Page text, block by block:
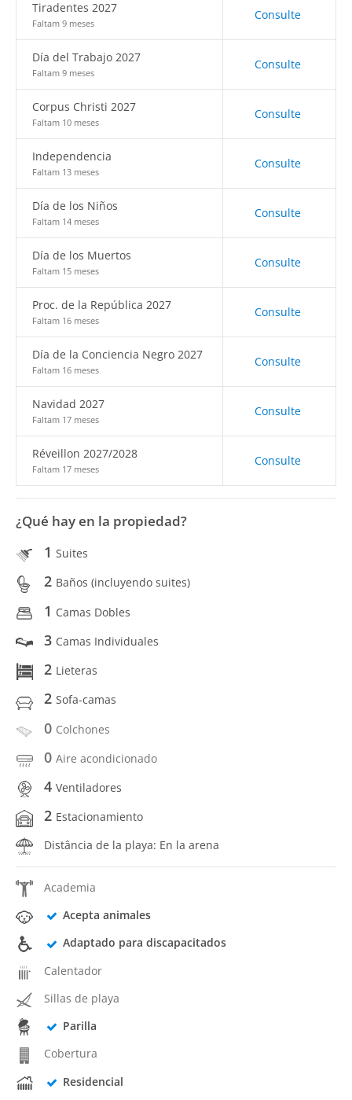
Tiradentes 2027
Faltam 9 meses
Consulte
Día del Trabajo 2027
Faltam 9 meses
Consulte
Corpus Christi 2027
Faltam 10 meses
Consulte
Independencia
Faltam 13 meses
Consulte
Día de los Niños
Faltam 14 meses
Consulte
Día de los Muertos
Faltam 15 meses
Consulte
Proc. de la República 2027
Faltam 16 meses
Consulte
Día de la Conciencia Negro 2027
Faltam 16 meses
Consulte
Navidad 2027
Faltam 17 meses
Consulte
Réveillon 2027/2028
Faltam 17 meses
Consulte
¿Qué hay en la propiedad?
1 Suites
2 Baños (incluyendo suites)
1 Camas Dobles
3 Camas Individuales
2 Lieteras
2 Sofa-camas
0 Colchones
0 Aire acondicionado
4 Ventiladores
2 Estacionamiento
Distância de la playa: En la arena
Academia
Acepta animales
Adaptado para discapacitados
Calentador
Sillas de playa
Parilla
Cobertura
Residencial